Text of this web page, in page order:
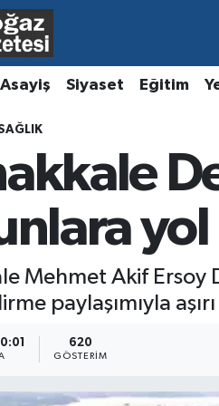
Asayiş Siyaset Eğitim
yol
Mehmet Akif Ersoy
paylaşımıyla
620
GÖSTERIM
ve Fikstür